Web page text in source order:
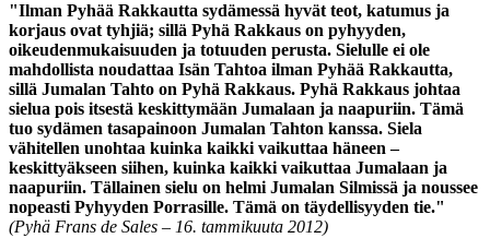
"Ilman Pyhää Rakkautta sydämessä hyvät teot, katumus ja
korjaus ovat tyhjiä; sillä Pyhä Rakkaus on pyhyyden,
oikeudenmukaisuuden ja totuuden perusta. Sielulle ei ole
mahdollista noudattaa Isän Tahtoa ilman Pyhää Rakkautta,
sillä Jumalan Tahto on Pyhä Rakkaus. Pyhä Rakkaus johtaa
sielua pois itsestä keskittymään Jumalaan ja naapuriin. Tämä
tuo sydämen tasapainoon Jumalan Tahton kanssa. Siela
vähitellen unohtaa kuinka kaikki vaikuttaa häneen –
keskittyäkseen siihen, kuinka kaikki vaikuttaa Jumalaan ja
naapuriin. Tällainen sielu on helmi Jumalan Silmissä ja noussee
nopeasti Pyhyyden Porrasille. Tämä on täydellisyyden tie."
(Pyhä Frans de Sales – 16. tammikuuta 2012)